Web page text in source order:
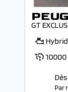
GT
10000
Dès
Par